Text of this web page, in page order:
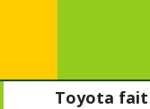
Toyota fait